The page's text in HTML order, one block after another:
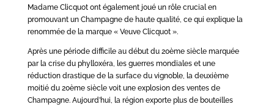
Madame Clicquot ont également joué un rôle crucial en
promouvant un Champagne de haute qualité, ce qui explique la
renommée de la marque « Veuve Clicquot ».
Après une période difficile au début du 20ème siècle marquée
par la crise du phylloxéra, les guerres mondiales et une
réduction drastique de la surface du vignoble, la deuxième
moitié du 20ème siècle voit une explosion des ventes de
Champagne. Aujourd’hui, la région exporte plus de bouteilles